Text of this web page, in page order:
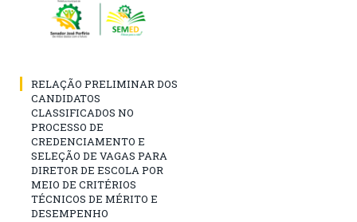
RELAÇÃO PRELIMINAR DOS
CANDIDATOS
CLASSIFICADOS NO
PROCESSO DE
CREDENCIAMENTO E
SELEÇÃO DE VAGAS PARA
DIRETOR DE ESCOLA POR
MEIO DE CRITÉRIOS
TÉCNICOS DE MÉRITO E
DESEMPENHO